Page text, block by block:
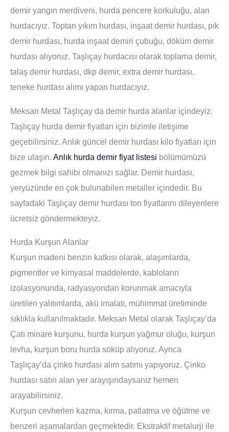
demir yangın merdiveni, hurda pencere korkuluğu, alan
hurdacıyız. Toptan yıkım hurdası, inşaat demir hurdası, pik
demir hurdası, hurda inşaat demiri çubuğu, döküm demir
hurdası alıyoruz. Taşlıçay hurdacısı olarak toplama demir,
talaş demir hurdası, dkp demir, extra demir hurdası,
teneke hurdası alımı yapan hurdacıyız.
Meksan Metal Taşlıçay da demir hurda alanlar içindeyiz.
Taşlıçay hurda demir fiyatları için bizimle iletişime
geçebilirsiniz. Anlık güncel demir hurdası kilo fiyatları için
bize ulaşın. Anlık hurda demir fiyat listesi bölümümüzü
gezmek bilgi sahibi olmanızı sağlar. Demir hurdası,
yeryüzünde en çok bulunabilen metaller içindedir. Bu
sayfadaki Taşlıçay demir hurdası ton fiyatlarını dileyenlere
ücretsiz göndermekteyiz.
Hurda Kurşun Alanlar
Kurşun madeni benzin katkısı olarak, alaşımlarda,
pigmentler ve kimyasal maddelerde, kabloların
izolasyonunda, radyasyondan korunmak amacıyla
üretilen yalıtımlarda, akü imalatı, mühimmat üretiminde
sıklıkla kullanılmaktadır. Meksan Metal olarak Taşlıçay’da
Çatı minare kurşunu, hurda kurşun yağmur oluğu, kurşun
levha, kurşun boru hurda söküp alıyoruz. Ayrıca
Taşlıçay’da çinko hurdası alım satımı yapıyoruz. Çinko
hurdası satın alan yer arayışındaysanız hemen
arayabilirsiniz.
Kurşun cevherleri kazma, kırma, patlatma ve öğütme ve
benzeri aşamalardan geçmektedir. Ekstraktif metalurji ile